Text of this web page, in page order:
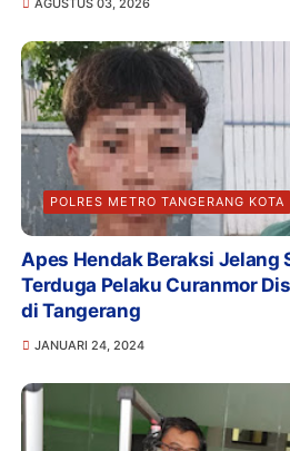
AGUSTUS 03, 2026
POLRES METRO TANGERANG KOTA
Apes Hendak Beraksi Jelang
Terduga Pelaku Curanmor
di Tangerang
JANUARI 24, 2024